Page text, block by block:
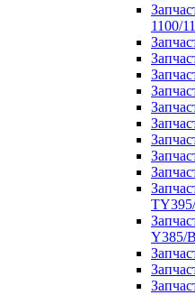
1100/
Y385/